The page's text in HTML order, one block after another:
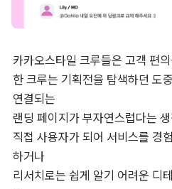
카카오스타일 크루들은 고객 편
한 크루는 기획전을 탐색하던 도
연결되는
랜딩 페이지가 부자연스럽다는
직접 사용자가 되어 서비스를 경
하거나
리서치로는 쉽게 알기 어려운 디